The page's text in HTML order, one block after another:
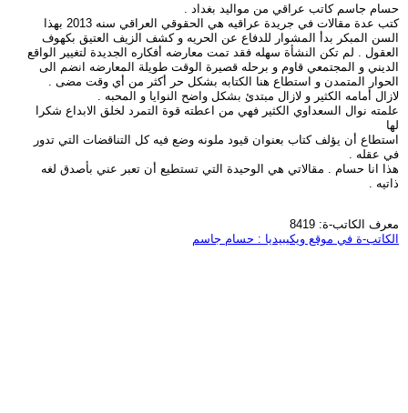
حسام جاسم كاتب عراقي من مواليد بغداد .
كتب عدة مقالات في جريدة عراقيه هي الحقوقي العراقي سنه 2013 بهذا
السن المبكر بدأ المشوار للدفاع عن الحريه و كشف الزيف العتيق بكهوف
العقول . لم تكن النشأة سهله فقد تمت معارضه أفكاره الجديدة لتغيير الواقع
الديني و المجتمعي قاوم و برحله قصيرة الوقت طويلة المعارضه انضم الى
الحوار المتمدن و استطاع هنا الكتابه بشكل حر أكثر من أي وقت مضى .
لازال أمامه الكثير و لازال مبتدئ بشكل واضح النوايا و المحبه .
علمته نوال السعداوي الكثير فهي من اعطته قوة التمرد لخلق الابداع شكرا
لها
استطاع أن يؤلف كتاب بعنوان قيود ملونه وضع فيه كل التناقضات التي تدور
في عقله .
هذا انا حسام . مقالاتي هي الوحيدة التي تستطيع أن تعبر عني بأصدق لغه
ذاتيه .
معرف الكاتب-ة: 8419
الكاتب-ة في موقع ويكيبيديا : حسام جاسم